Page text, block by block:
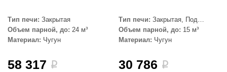
Тип печи: Закрытая
Объем парной, до: 24 м³
Материал: Чугун
58 317 i
Тип печи: Закрытая, Под
обкладку
Объем парной, до: 15 м³
Материал: Чугун
30 786 i